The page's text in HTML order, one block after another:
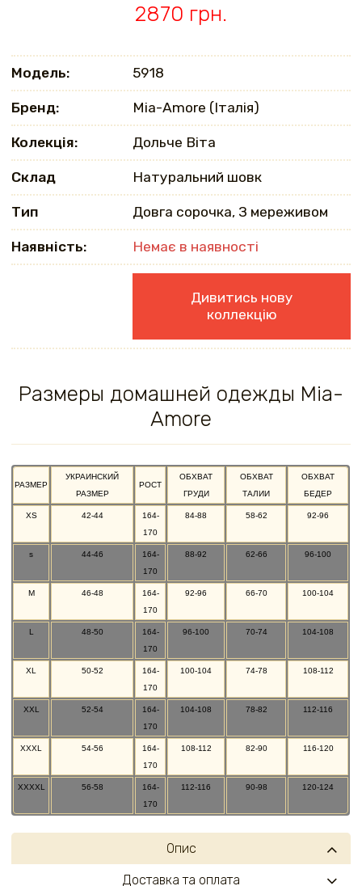
2870 грн.
Модель: 5918
Бренд: Mia-Amore (Італія)
Колекція: Дольче Віта
Склад Натуральний шовк
Тип Довга сорочка, З мереживом
Наявність: Немає в наявності
Дивитись нову
коллекцію
Размеры домашней одежды Mia-
Amore
РАЗМЕР
УКРАИНСКИЙ
РАЗМЕР
РОСТ
ОБХВАТ
ГРУДИ
ОБХВАТ
ТАЛИИ
ОБХВАТ
БЕДЕР
XS 42-44
164-
170
84-88 58-62 92-96
s 44-46
164-
170
88-92 62-66 96-100
M 46-48
164-
170
92-96 66-70 100-104
L 48-50
164-
170
96-100 70-74 104-108
XL 50-52
164-
170
100-104 74-78 108-112
XXL 52-54
164-
170
104-108 78-82 112-116
XXXL 54-56
164-
170
108-112 82-90 116-120
XXXXL 56-58
164-
170
112-116 90-98 120-124
Опис
Доставка та оплата